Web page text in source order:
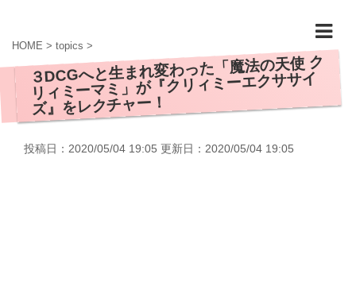
HOME > topics >
３DCGへと生まれ変わった「魔法の天使 ク
リィミーマミ」が『クリィミーエクササイ
ズ』をレクチャー！
投稿日：2020/05/04 19:05 更新日： 2020/05/04 19:05